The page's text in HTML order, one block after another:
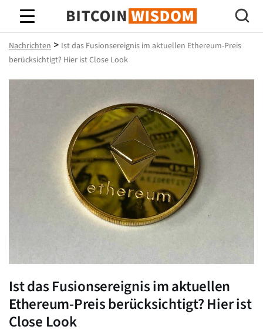
Bitcoin-Weisheit
Nachrichten > Ist das Fusionsereignis im aktuellen Ethereum-Preis
berücksichtigt? Hier ist Close Look
Ist das Fusionsereignis im aktuellen
Ethereum-Preis berücksichtigt? Hier ist
Close Look